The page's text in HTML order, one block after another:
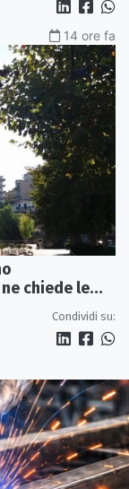
14 ore fa
chiede le
Condividi su: